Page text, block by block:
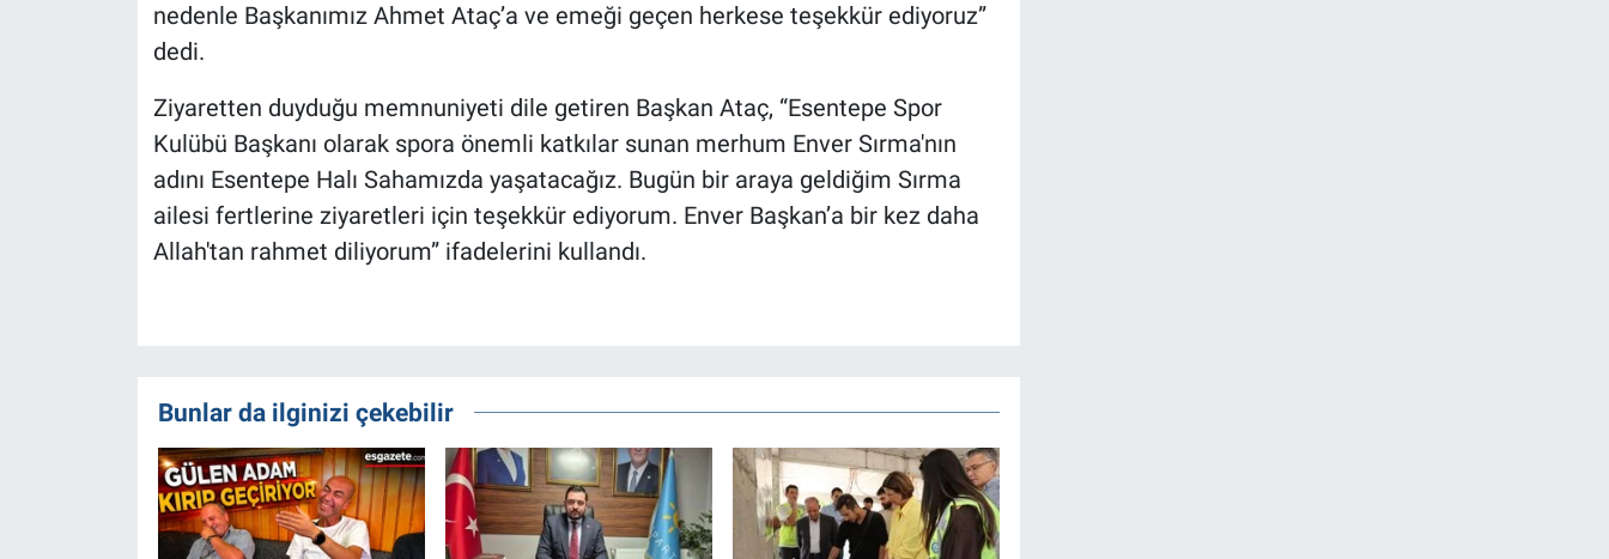
nedenle Başkanımız Ahmet Ataç’a ve emeği geçen herkese teşekkür ediyoruz”
dedi.
Ziyaretten duyduğu memnuniyeti dile getiren Başkan Ataç, “Esentepe Spor
Kulübü Başkanı olarak spora önemli katkılar sunan merhum Enver Sırma'nın
adını Esentepe Halı Sahamızda yaşatacağız. Bugün bir araya geldiğim Sırma
ailesi fertlerine ziyaretleri için teşekkür ediyorum. Enver Başkan’a bir kez daha
Allah'tan rahmet diliyorum” ifadelerini kullandı.
Bunlar da ilginizi çekebilir